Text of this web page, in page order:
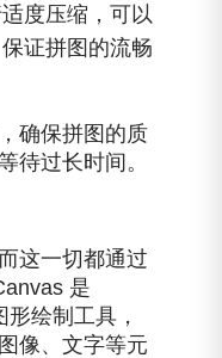
度压缩，可以
证拼图的流畅
确保拼图的质
待过长时间。
这一切都通过
是
绘制工具，
像、文字等元